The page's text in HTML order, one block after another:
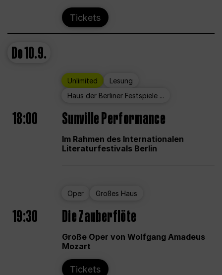
Tickets
Do10.9.
Unlimited
Lesung
Haus der Berliner Festspiele ...
18:00 Sunville Performance
Im Rahmen des Internationalen
Literaturfestivals Berlin
Oper Großes Haus
19:30 Die Zauberflöte
Große Oper von Wolfgang Amadeus
Mozart
Tickets